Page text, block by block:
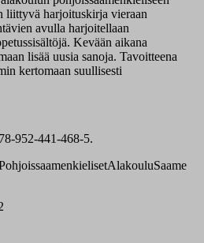
liittyvä harjoituskirja vieraan
avulla harjoitellaan
Kevään aikana
lisää uusia sanoja. Tavoitteena
kertomaan suullisesti
952-441-468-5.
AlakouluSaame